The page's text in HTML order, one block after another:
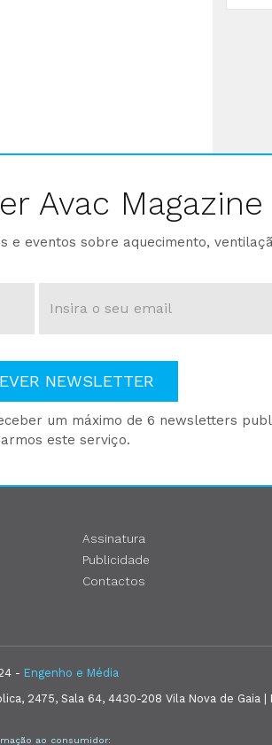
Avac Magazine
e eventos sobre aquecimento,
NEWSLETTER
um máximo de 6 newsletters
este serviço.
Assinatura
Publicidade
Contactos
- Engenho e Média
2475, Sala 64, 4430-208 Vila Nova de Gaia |
ao consumidor: